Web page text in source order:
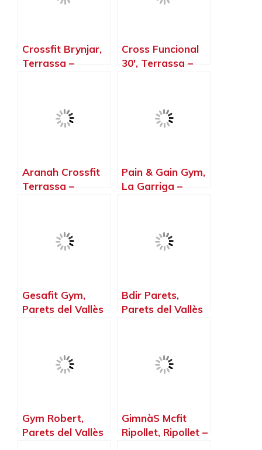
Crossfit Brynjar,
Terrassa –
Cross Funcional
30′, Terrassa –
Aranah Crossfit
Terrassa –
Barcelona
Pain & Gain Gym,
La Garriga –
Gesafit Gym,
Parets del Vallès
Bdir Parets,
Parets del Vallès
Gym Robert,
Parets del Vallès
GimnàS Mcfit
Ripollet, Ripollet –